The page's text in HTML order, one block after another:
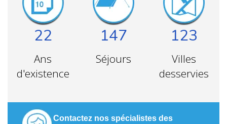
22
Ans
d'existence
147
Séjours
123
Villes
desservies
Contactez nos spécialistes des